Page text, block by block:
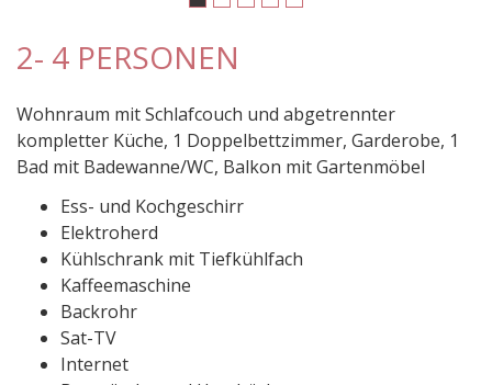
2- 4 PERSONEN
Wohnraum mit Schlafcouch und abgetrennter
kompletter Küche, 1 Doppelbettzimmer, Garderobe, 1
Bad mit Badewanne/WC, Balkon mit Gartenmöbel
Ess- und Kochgeschirr
Elektroherd
Kühlschrank mit Tiefkühlfach
Kaffeemaschine
Backrohr
Sat-TV
Internet